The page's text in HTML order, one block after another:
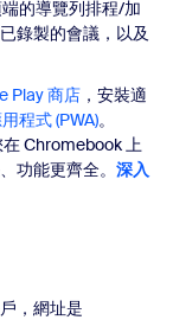
的導覽列排程/加
錄製的會議，以及
Play 商店 ，安裝適
程式 (PWA)。
Chromebook 上
功能更齊全。 深入
，網址是